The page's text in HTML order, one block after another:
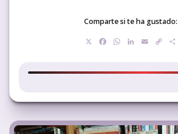
Comparte si te ha gustado:
Facebook
WhatsApp
LinkedIn
Email